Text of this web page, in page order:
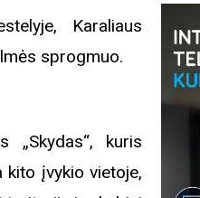
Karaliaus
sprogmuo.
„Skydas“, kuris
įvykio vietoje,